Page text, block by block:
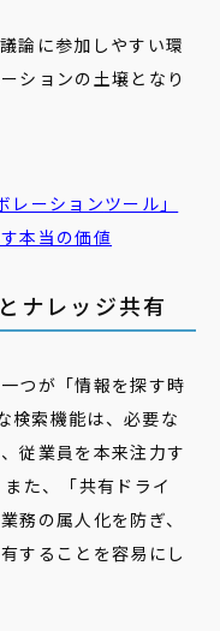
論に参加しやすい環
ションの土壌となり
レーションツール」
本当の価値
ナレッジ共有
つが「情報を探す時
検索機能は、必要な
従業員を本来注力す
た、「共有ドライ
務の属人化を防ぎ、
することを容易にし